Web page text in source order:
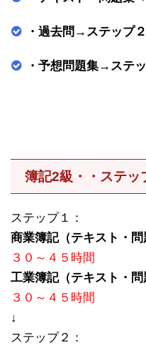
・過去問→ステップ２
・予想問題集→ステ
簿記2級・・ステッ
ステップ１：
商業簿記（テキスト・問
３０～４５時間
工業簿記（テキスト・問
３０～４５時間
↓
ステップ２：